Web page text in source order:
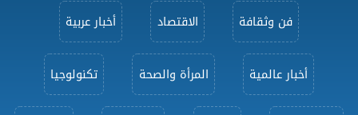
فن وثقافة الاقتصاد أخبار عربية
أخبار عالمية المرأة والصحة تكنولوجيا